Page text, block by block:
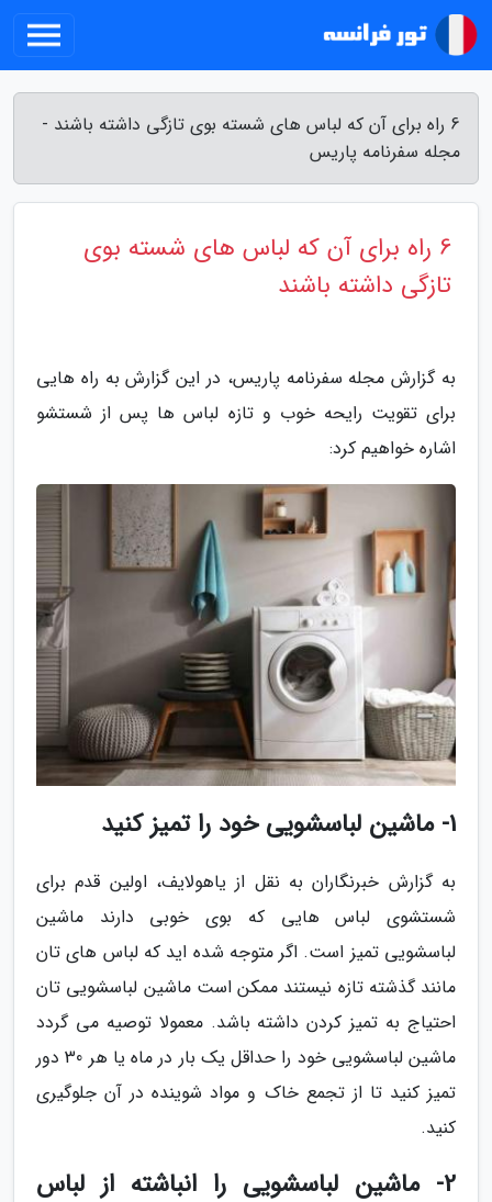
6 راه برای آن که لباس های شسته بوی تازگی داشته باشند -
مجله سفرنامه پاریس
6 راه برای آن که لباس های شسته بوی
تازگی داشته باشند
به گزارش مجله سفرنامه پاریس، در این گزارش به راه هایی
برای تقویت رایحه خوب و تازه لباس ها پس از شستشو
اشاره خواهیم کرد:
1- ماشین لباسشویی خود را تمیز کنید
به گزارش خبرنگاران به نقل از یاهولایف، اولین قدم برای
شستشوی لباس هایی که بوی خوبی دارند ماشین
لباسشویی تمیز است. اگر متوجه شده اید که لباس های تان
مانند گذشته تازه نیستند ممکن است ماشین لباسشویی تان
احتیاج به تمیز کردن داشته باشد. معمولا توصیه می گردد
ماشین لباسشویی خود را حداقل یک بار در ماه یا هر 30 دور
تمیز کنید تا از تجمع خاک و مواد شوینده در آن جلوگیری
کنید.
2- ماشین لباسشویی را انباشته از لباس